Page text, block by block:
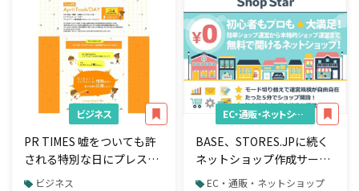
ビジネス
PR TIMES 嘘をついても許
される特別な日にプレスリ
リース無料配信キャンペー
ビジネス
EC・通販・ネットショップ
BASE、STORES.JPに続く
ネットショップ作成サービ
ス「ShopStar」の提供を
EC・通販・ネットショップ